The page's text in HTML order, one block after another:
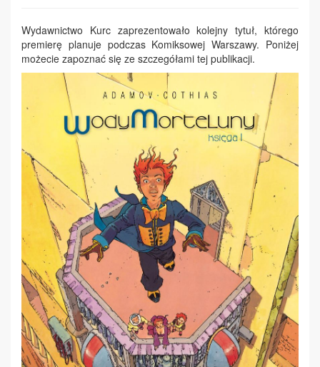
Wydawnictwo Kurc zaprezentowało kolejny tytuł, którego
premierę planuje podczas Komiksowej Warszawy. Poniżej
możecie zapoznać się ze szczegółami tej publikacji.